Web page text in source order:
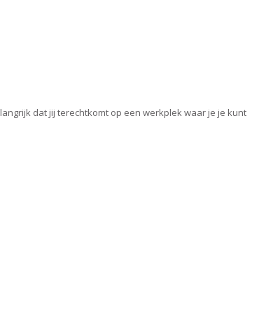
dat jij terechtkomt op een werkplek waar je je kunt